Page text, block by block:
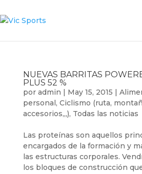
NUEVAS BARRITAS
PLUS 52 %
por admin | May 15, 2015 |
personal, Ciclismo (ruta,
accesorios,,,), Todas las noticias
Las proteínas son aquellos
encargados de la formación y
las estructuras corporales.
los bloques de construcción